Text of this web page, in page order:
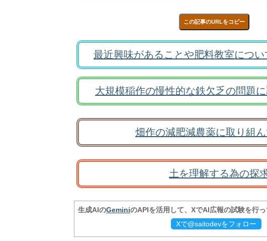
この記事のURLをコピー
最近興味があることや肥料教室につ
大規模稲作の慢性的な鉄欠乏の問題
畑作の減肥減農薬に取り組
土を理解する為の探
生成AIのGeminiのAPIを活用して、XでAI広報の試験を行っ
Xで@saitodevをフォロー